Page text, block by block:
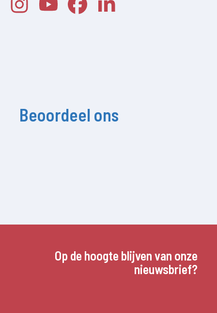
Beoordeel ons
Op de hoogte blijven van onze
nieuwsbrief?